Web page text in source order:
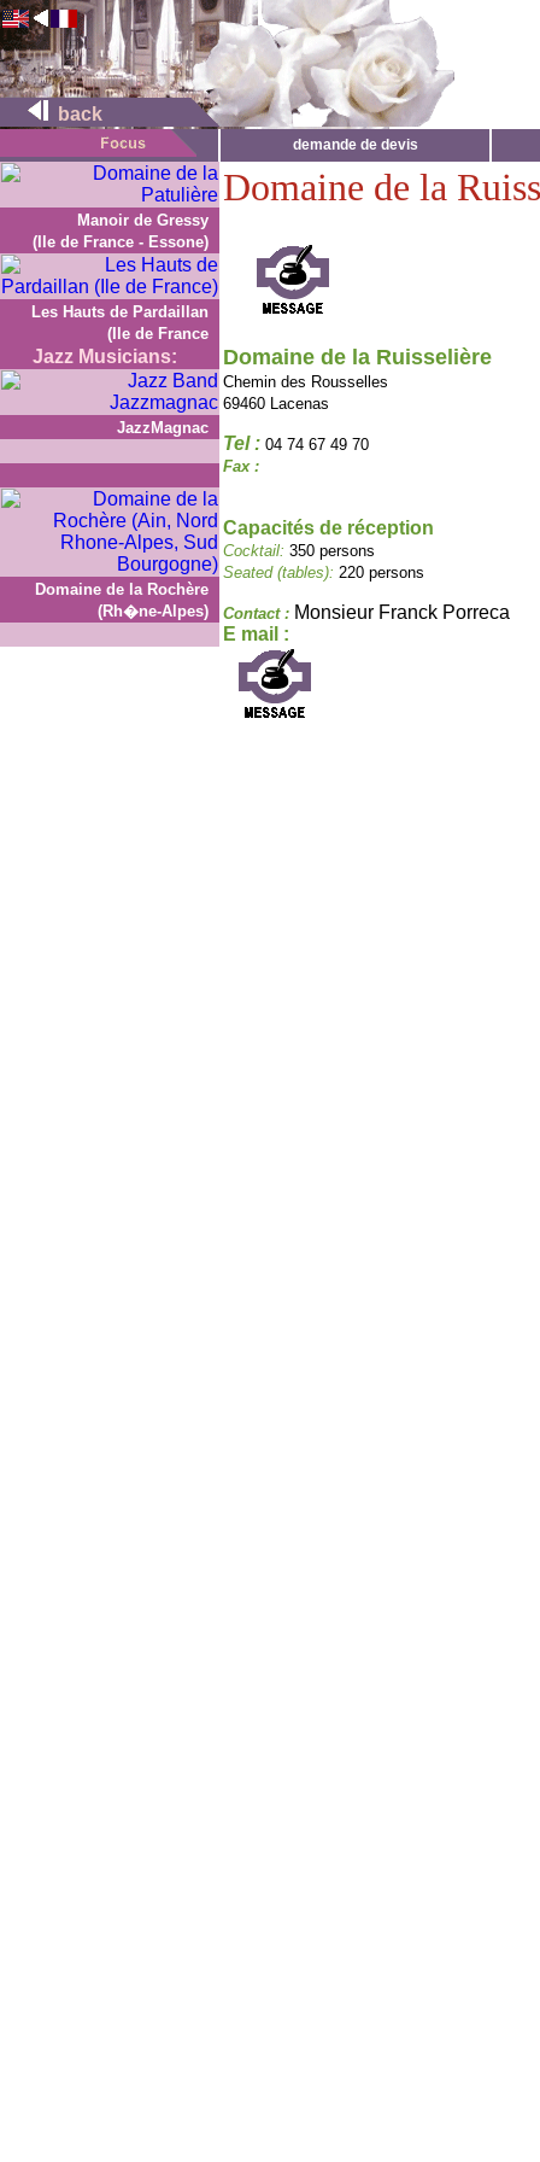
back
demande de devis
Manoir de Gressy
(Ile de France - Essone)
Les Hauts de Pardaillan
(Ile de France
Jazz Musicians:
JazzMagnac
Domaine de la Rochère
(Rh�ne-Alpes)
Domaine de la
Domaine de la Ruisselière
Chemin des Rousselles
69460 Lacenas
Tel : 04 74 67 49 70
Fax :
Capacités de réception
Cocktail: 350 persons
Seated (tables): 220 persons
Contact : Monsieur Franck Porreca
E mail :